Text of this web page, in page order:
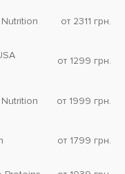
от 2311 грн.
от 1299 грн.
от 1999 грн.
от 1799 грн.